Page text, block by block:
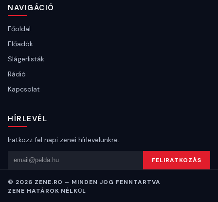
NAVIGÁCIÓ
Főoldal
Előadók
Slágerlisták
Rádió
Kapcsolat
HÍRLEVÉL
Iratkozz fel napi zenei hírlevelünkre.
Email cím FELIRATKOZÁS
© 2026 ZENE.RO – MINDEN JOG FENNTARTVA
ZENE HATÁROK NÉLKÜL